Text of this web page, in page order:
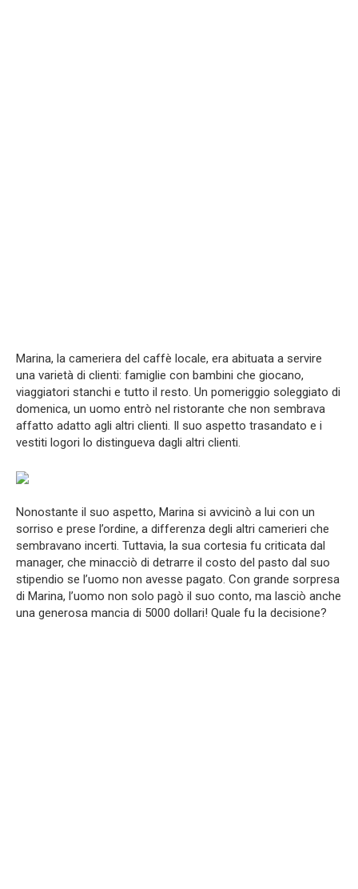
Marina, la cameriera del caffè locale, era abituata a servire
una varietà di clienti: famiglie con bambini che giocano,
viaggiatori stanchi e tutto il resto. Un pomeriggio soleggiato di
domenica, un uomo entrò nel ristorante che non sembrava
affatto adatto agli altri clienti. Il suo aspetto trasandato e i
vestiti logori lo distingueva dagli altri clienti.
Nonostante il suo aspetto, Marina si avvicinò a lui con un
sorriso e prese l’ordine, a differenza degli altri camerieri che
sembravano incerti. Tuttavia, la sua cortesia fu criticata dal
manager, che minacciò di detrarre il costo del pasto dal suo
stipendio se l’uomo non avesse pagato. Con grande sorpresa
di Marina, l’uomo non solo pagò il suo conto, ma lasciò anche
una generosa mancia di 5000 dollari! Quale fu la decisione?